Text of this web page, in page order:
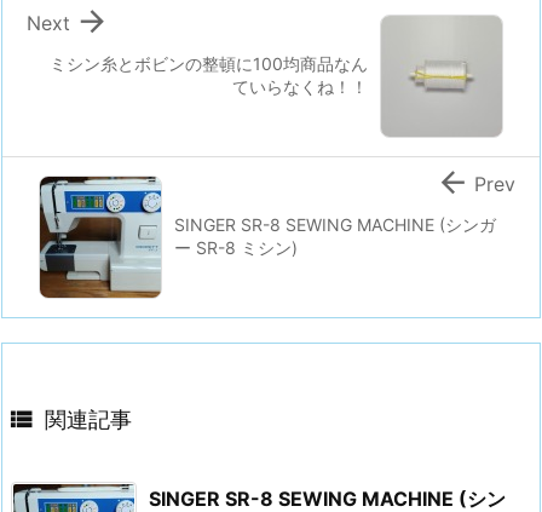
ミシン糸とボビンの整頓に100均商品なん
ていらなくね！！

Next
SINGER SR-8 SEWING MACHINE (シンガ
ー SR-8 ミシン)
 Prev
 関連記事
SINGER SR-8 SEWING MACHINE (シン